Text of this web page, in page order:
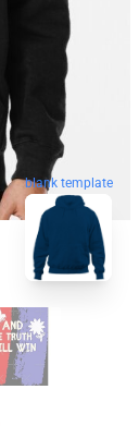
blank template